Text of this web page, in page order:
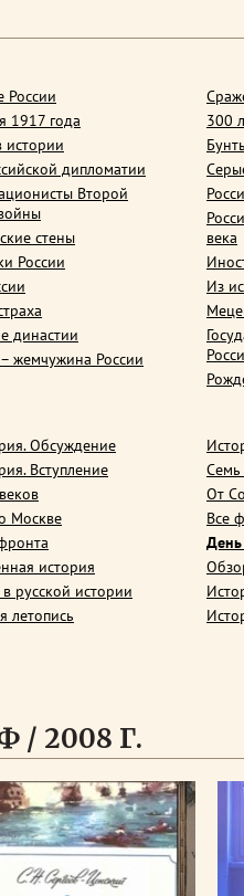
России
1917 года
истории
дипломатии
Второй
стены
России
династии
жемчужина России
300
века
Из
Обсуждение
Вступление
Москве
история
русской истории
летопись
Семь
От
Все
День
/ 2008 Г.